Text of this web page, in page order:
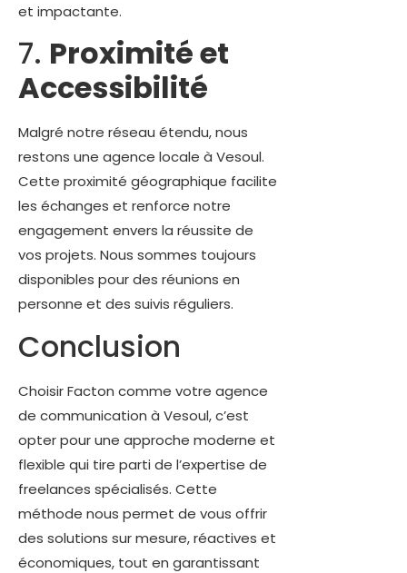
et impactante.
7. Proximité et
Accessibilité
Malgré notre réseau étendu, nous
restons une agence locale à Vesoul.
Cette proximité géographique facilite
les échanges et renforce notre
engagement envers la réussite de
vos projets. Nous sommes toujours
disponibles pour des réunions en
personne et des suivis réguliers.
Conclusion
Choisir Facton comme votre agence
de communication à Vesoul, c’est
opter pour une approche moderne et
flexible qui tire parti de l’expertise de
freelances spécialisés. Cette
méthode nous permet de vous offrir
des solutions sur mesure, réactives et
économiques, tout en garantissant